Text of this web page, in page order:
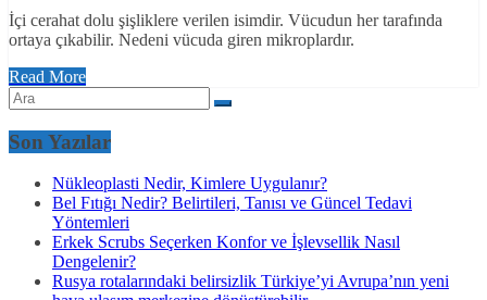
İçi cerahat dolu şişliklere verilen isimdir. Vücudun her tarafında
ortaya çıkabilir. Nedeni vücuda giren mikroplardır.
Read More
Son Yazılar
Nükleoplasti Nedir, Kimlere Uygulanır?
Bel Fıtığı Nedir? Belirtileri, Tanısı ve Güncel Tedavi
Yöntemleri
Erkek Scrubs Seçerken Konfor ve İşlevsellik Nasıl
Dengelenir?
Rusya rotalarındaki belirsizlik Türkiye’yi Avrupa’nın yeni